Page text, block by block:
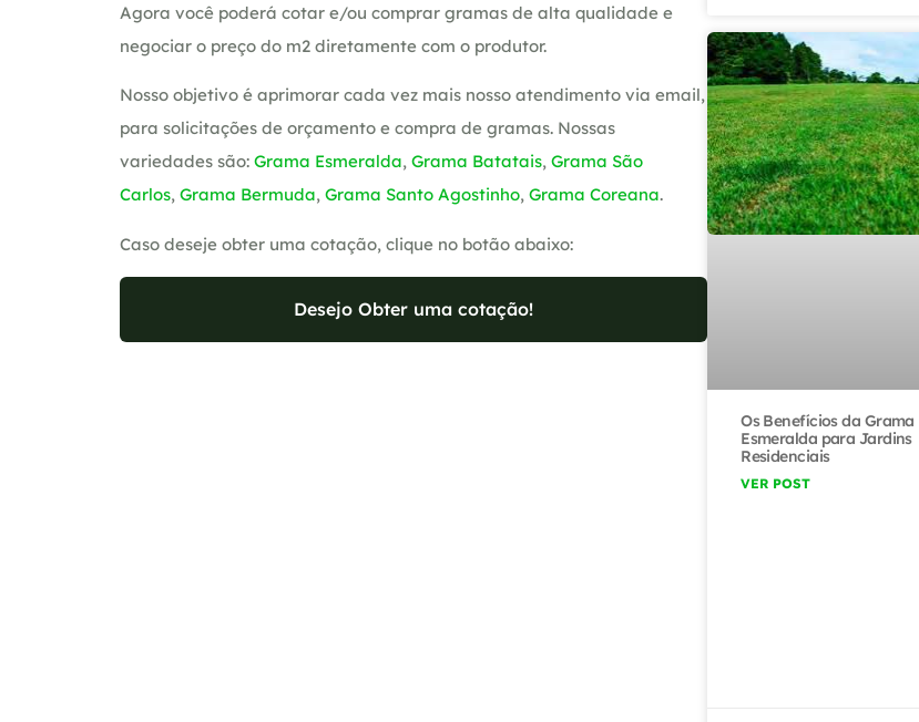
Agora você poderá cotar e/ou comprar gramas de alta qualidade e
negociar o preço do m2 diretamente com o produtor.
Nosso objetivo é aprimorar cada vez mais nosso atendimento via email,
para solicitações de orçamento e compra de gramas. Nossas
variedades são: Grama Esmeralda, Grama Batatais, Grama São
Carlos, Grama Bermuda, Grama Santo Agostinho, Grama Coreana.
Caso deseje obter uma cotação, clique no botão abaixo:
Desejo Obter uma cotação!
Os Benefícios da Grama
Esmeralda para Jardins
Residenciais
VER POST